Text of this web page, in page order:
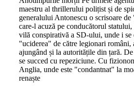
maestru al thrillerului polițist și de
generalului Antonescu o scrisoare
care-l acuză pe conducătorul
vilă conspirativă a SD-ului, unde i se
"uciderea" de către legionari români,
ajungând și la autoritățile din țară.
se succed cu repeziciune. Cu
Anglia, unde este "condantnat" la
renaște